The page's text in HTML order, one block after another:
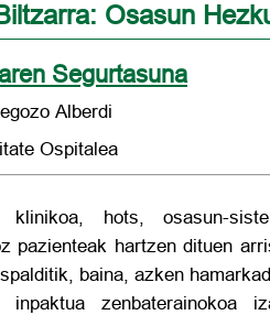
Osasun
Segurtasuna
Alberdi
Ospitalea
klinikoa, hots, osasun-
pazienteak hartzen dituen
baina, azken
zenbaterainokoa